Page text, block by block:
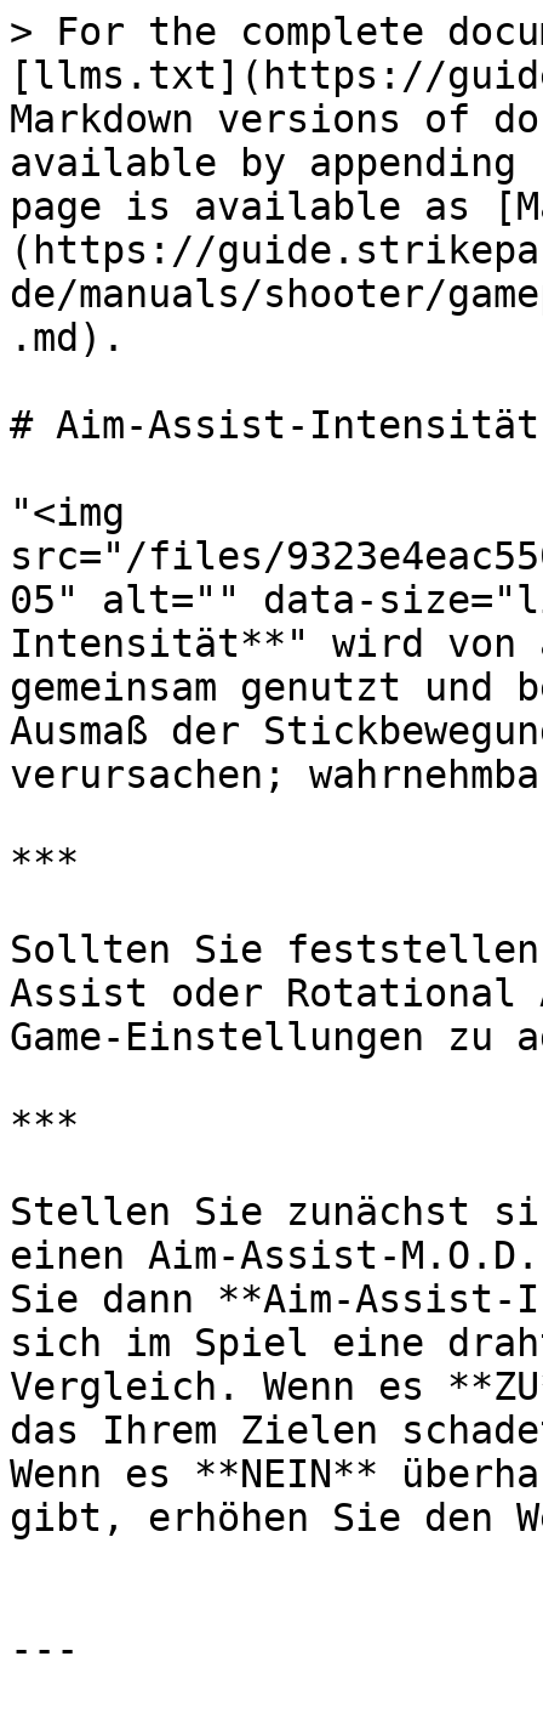
> For the complete
[llms.txt](https://
Markdown versions of
available by
page is available as
(https://
de/manuals/shooter/
.md).
# Aim-Assist-Intensität
"<img
src="/files/
05" alt="" data-
Intensität**" wird von
gemeinsam genutzt
Ausmaß der
verursachen;
***
Sollten Sie
Assist oder
Game-Einstellungen
***
Stellen Sie zunächst
einen Aim-Assist-
Sie dann **Aim-
sich im Spiel eine
Vergleich. Wenn es
das Ihrem Zielen
Wenn es **NEIN**
gibt, erhöhen Sie den
---